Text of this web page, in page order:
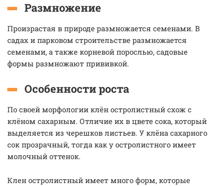
Размножение
Произрастая в природе размножается семенами. В
садах и парковом строительстве размножается
семенами, а также корневой порослью, садовые
формы размножают прививкой.
Особенности роста
По своей морфологии клён остролистный схож с
клёном сахарным. Отличие их в цвете сока, который
выделяется из черешков листьев. У клёна сахарного
сок прозрачный, тогда как у остролистного имеет
молочный оттенок.
Клен остролистный имеет много форм, которые